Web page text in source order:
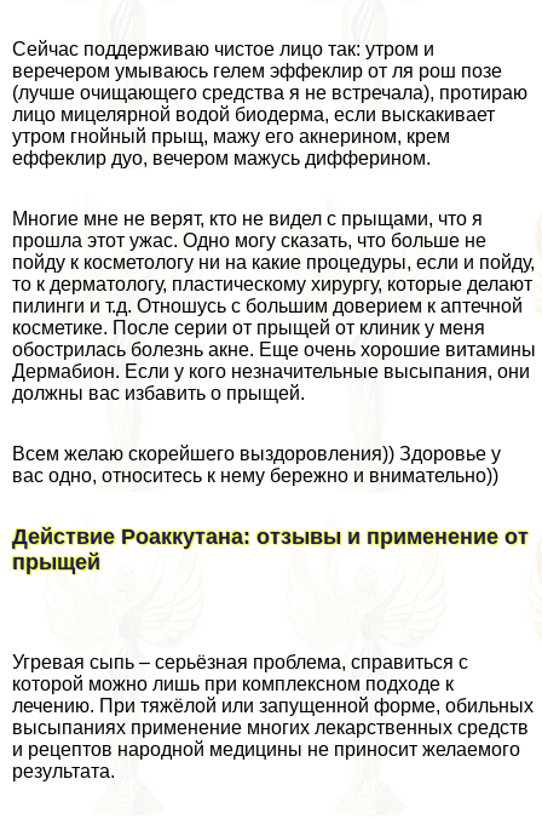
Сейчас поддерживаю чистое лицо так: утром и
веречером умываюсь гелем эффеклир от ля рош позе
(лучше очищающего средства я не встречала), протираю
лицо мицелярной водой биодерма, если выскакивает
утром гнойный прыщ, мажу его акнерином, крем
еффеклир дуо, вечером мажусь дифферином.
Многие мне не верят, кто не видел с прыщами, что я
прошла этот ужас. Одно могу сказать, что больше не
пойду к косметологу ни на какие процедуры, если и пойду,
то к дерматологу, пластическому хирургу, которые делают
пилинги и т.д. Отношусь с большим доверием к аптечной
косметике. После серии от прыщей от клиник у меня
обострилась болезнь акне. Еще очень хорошие витамины
Дермабион. Если у кого незначительные высыпания, они
должны вас избавить о прыщей.
Всем желаю скорейшего выздоровления)) Здоровье у
вас одно, относитесь к нему бережно и внимательно))
Действие Роаккутана: отзывы и применение от
прыщей
Угревая сыпь – серьёзная проблема, справиться с
которой можно лишь при комплексном подходе к
лечению. При тяжёлой или запущенной форме, обильных
высыпаниях применение многих лекарственных средств
и рецептов народной медицины не приносит желаемого
результата.